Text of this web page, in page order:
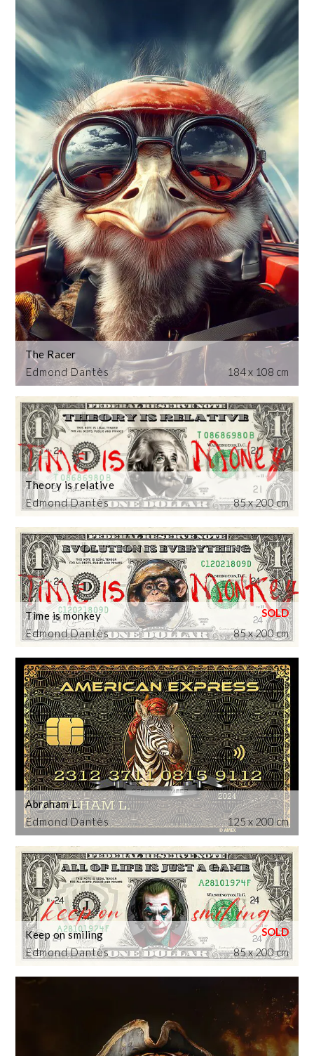
Edmond Dantès
The Racer
184 x 108 cm
Edmond Dantès
Theory is relative
85 x 200 cm
Edmond Dantès
Time is monkey
85 x 200 cm
Edmond Dantès
Abraham L.
125 x 200 cm
Edmond Dantès
Keep on smiling
85 x 200 cm